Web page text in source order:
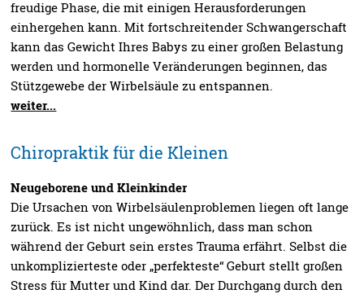
freudige Phase, die mit einigen Herausforderungen
einhergehen kann. Mit fortschreitender Schwangerschaft
kann das Gewicht Ihres Babys zu einer großen Belastung
werden und hormonelle Veränderungen beginnen, das
Stützgewebe der Wirbelsäule zu entspannen.
weiter...
Chiropraktik für die Kleinen
Neugeborene und Kleinkinder
Die Ursachen von Wirbelsäulenproblemen liegen oft lange
zurück. Es ist nicht ungewöhnlich, dass man schon
während der Geburt sein erstes Trauma erfährt. Selbst die
unkomplizierteste oder „perfekteste“ Geburt stellt großen
Stress für Mutter und Kind dar. Der Durchgang durch den